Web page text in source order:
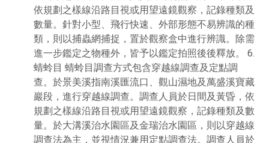
依規劃之樣線沿路目視或用望遠鏡觀察，記錄種類及
數量。針對小型、飛行快速、外部形態不易辨識的種
類，則以捕蟲網捕捉，置於觀察盒中進行辨識。除需
進一步鑑定之物種外，皆予以鑑定拍照後後釋放。 6.
蜻蛉目 蜻蛉目調查方式包含穿越線調查及定點調
查。於景美溪指南溪匯流口、觀山濕地及萬盛溪寶藏
巖段，進行穿越線調查。調查人員於日間及黃昏，依
規劃之樣線沿路目視或用望遠鏡觀察，記錄種類及數
量。於大溝溪治水園區及金瑞治水園區，則以穿越線
調查法為主，並視情況兼用定點調查法。調查人員於